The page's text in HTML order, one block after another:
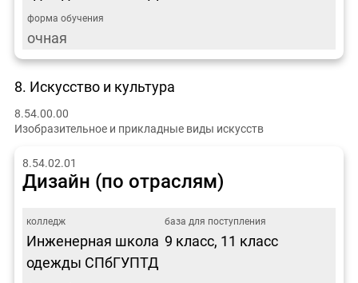
очная
8. Искусство и культура
8.54.00.00
Изобразительное и прикладные виды искусств
8.54.02.01
Дизайн (по отраслям)
Инженерная школа
одежды СПбГУПТД
9 класс, 11 класс